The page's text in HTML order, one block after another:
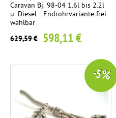
Caravan Bj. 98-04 1.6l bis 2.2l
u. Diesel - Endrohrvariante frei
wählbar
629,59 € 598,11 €
-5 %